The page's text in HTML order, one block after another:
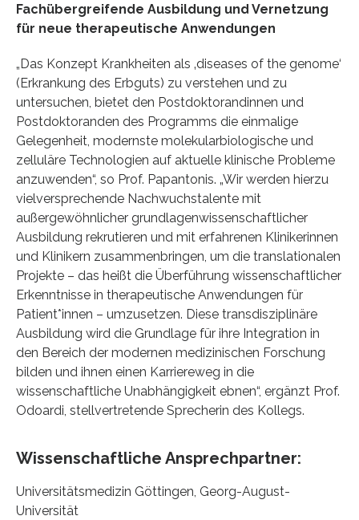
Fachübergreifende Ausbildung und Vernetzung
für neue therapeutische Anwendungen
„Das Konzept Krankheiten als ‚diseases of the genome‘
(Erkrankung des Erbguts) zu verstehen und zu
untersuchen, bietet den Postdoktorandinnen und
Postdoktoranden des Programms die einmalige
Gelegenheit, modernste molekularbiologische und
zelluläre Technologien auf aktuelle klinische Probleme
anzuwenden“, so Prof. Papantonis. „Wir werden hierzu
vielversprechende Nachwuchstalente mit
außergewöhnlicher grundlagenwissenschaftlicher
Ausbildung rekrutieren und mit erfahrenen Klinikerinnen
und Klinikern zusammenbringen, um die translationalen
Projekte – das heißt die Überführung wissenschaftlicher
Erkenntnisse in therapeutische Anwendungen für
Patient*innen – umzusetzen. Diese transdisziplinäre
Ausbildung wird die Grundlage für ihre Integration in
den Bereich der modernen medizinischen Forschung
bilden und ihnen einen Karriereweg in die
wissenschaftliche Unabhängigkeit ebnen“, ergänzt Prof.
Odoardi, stellvertretende Sprecherin des Kollegs.
Wissenschaftliche Ansprechpartner:
Universitätsmedizin Göttingen, Georg-August-
Universität